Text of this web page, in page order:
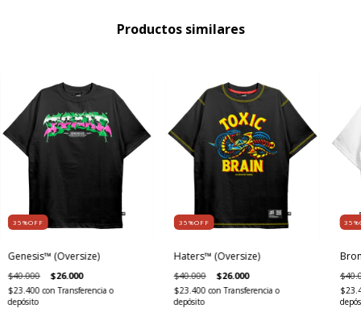
Productos similares
35%OFF
Genesis™ (Oversize)
$40.000 $26.000
$23.400con Transferencia o
depósito
35%OFF
Haters™ (Oversize)
$40.000 $26.000
$23.400con Transferencia o
depósito